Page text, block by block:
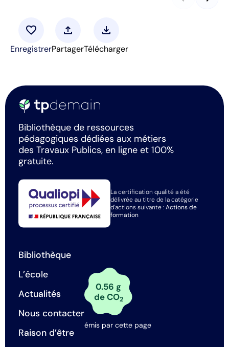
favorite
Enregistrer
upload
Partager
download
Télécharger
Bibliothèque de ressources
pédagogiques dédiées aux métiers
des Travaux Publics, en ligne et 100%
gratuite.
La certification qualité a été
délivrée au titre de la catégorie
d'actions suivante :Actions de
formation
Bibliothèque
L’école
Actualités
Nous contacter
Raison d’être
0.56 g
de CO2
émis par cette page